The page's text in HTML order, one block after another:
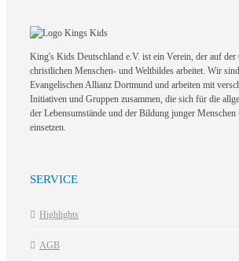
King's Kids Deutschland e.V. ist ein Verein, der auf der
christlichen Menschen- und Weltbildes arbeitet. Wir
Evangelischen Allianz Dortmund und arbeiten mit
Initiativen und Gruppen zusammen, die sich für die
der Lebensumstände und der Bildung junger
einsetzen.
SERVICE
Highlights
AGB